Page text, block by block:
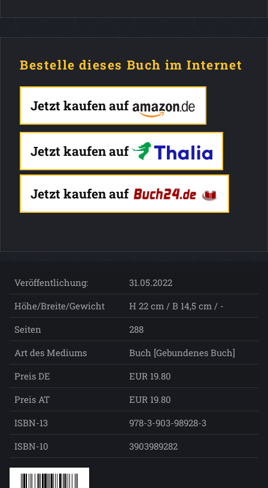
Bestelle dieses Buch im Internet
Jetzt kaufen auf
Jetzt kaufen auf
Jetzt kaufen auf
Veröffentlichung:
31.05.2022
Höhe/Breite/Gewicht
H 22 cm / B 14,5 cm / -
Seiten
288
Art des Mediums
Buch [Gebundenes Buch]
Preis DE
EUR 19.80
Preis AT
EUR 19.80
ISBN-13
978-3-903-98928-3
ISBN-10
3903989282